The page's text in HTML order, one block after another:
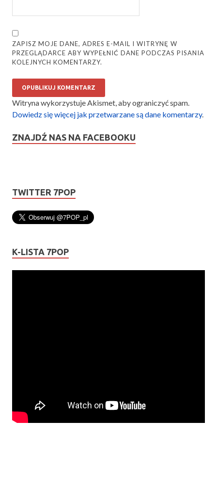
ZAPISZ MOJE DANE, ADRES E-MAIL I WITRYNĘ W
PRZEGLĄDARCE ABY WYPEŁNIĆ DANE PODCZAS PISANIA
KOLEJNYCH KOMENTARZY.
Witryna wykorzystuje Akismet, aby ograniczyć spam.
Dowiedz się więcej jak przetwarzane są dane komentarzy.
ZNAJDŹ NAS NA FACEBOOKU
TWITTER 7POP
K-LISTA 7POP